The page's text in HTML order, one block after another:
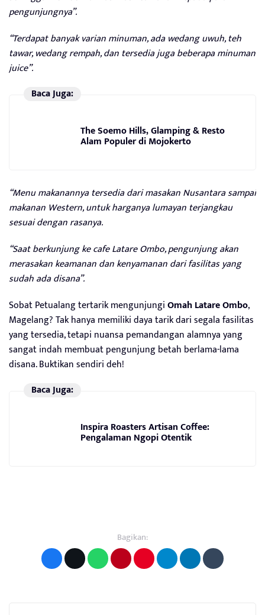
pengunjungnya”.
“Terdapat banyak varian minuman, ada wedang uwuh, teh
tawar, wedang rempah, dan tersedia juga beberapa minuman
juice”.
Baca Juga:
The Soemo Hills, Glamping & Resto
Alam Populer di Mojokerto
“Menu makanannya tersedia dari masakan Nusantara sampai
makanan Western, untuk harganya lumayan terjangkau
sesuai dengan rasanya.
“Saat berkunjung ke cafe Latare Ombo, pengunjung akan
merasakan keamanan dan kenyamanan dari fasilitas yang
sudah ada disana”.
Sobat Petualang tertarik mengunjungiOmah Latare Ombo,
Magelang? Tak hanya memiliki daya tarik dari segala fasilitas
yang tersedia, tetapi nuansa pemandangan alamnya yang
sangat indah membuat pengunjung betah berlama-lama
disana. Buktikan sendiri deh!
Baca Juga:
Inspira Roasters Artisan Coffee:
Pengalaman Ngopi Otentik
Bagikan: